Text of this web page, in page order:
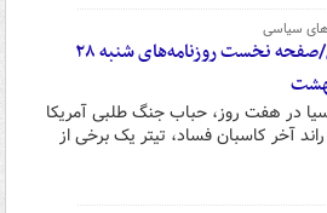
سیاسی
عکس/صفحه نخست روزنامه‌های شنبه ۲۸
در هفت روز، حباب جنگ طلبی آمریکا
آخر کاسبان فساد، تیتر یک برخی از